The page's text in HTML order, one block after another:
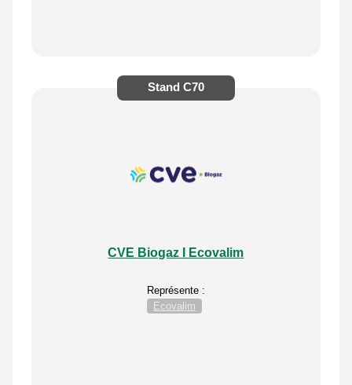
Stand C70
CVE Biogaz I Ecovalim
Représente :
Ecovalim